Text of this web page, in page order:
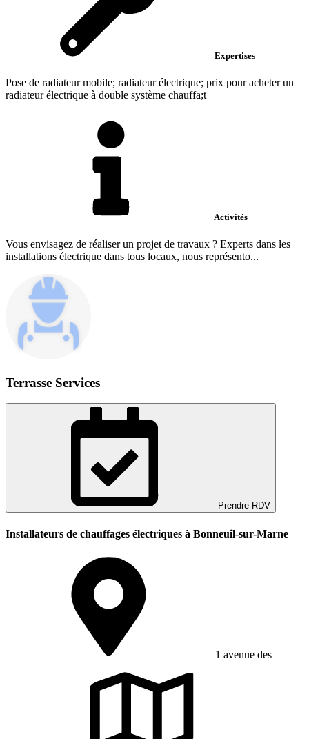
Expertises
Pose de radiateur mobile; radiateur électrique; prix pour acheter un
radiateur électrique à double système chauffa;t
Activités
Vous envisagez de réaliser un projet de travaux ? Experts dans les
installations électrique dans tous locaux, nous représento...
Terrasse Services
Prendre RDV
Installateurs de chauffages électriques à Bonneuil-sur-Marne
1 avenue des